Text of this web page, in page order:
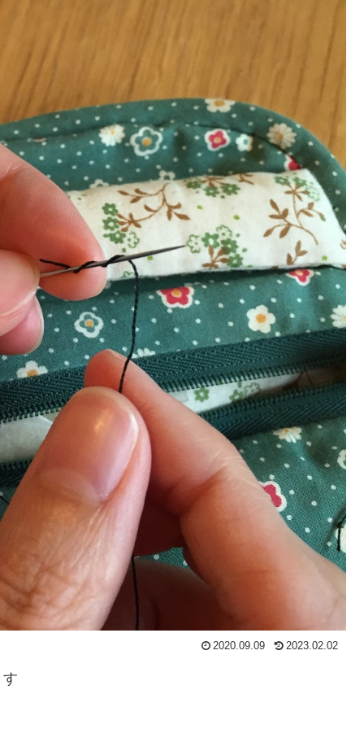
2020.09.09 2023.02.02